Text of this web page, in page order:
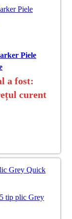
Piele
a fost:
curent
Quick